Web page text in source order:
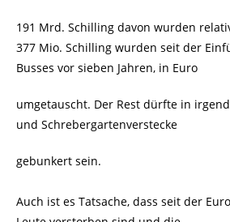
191 Mrd. Schilling davon wurden
377 Mio. Schilling wurden seit der
Busses vor sieben Jahren, in Euro
umgetauscht. Der Rest dürfte in
und Schrebergartenverstecke
gebunkert sein.
Auch ist es Tatsache, dass seit der